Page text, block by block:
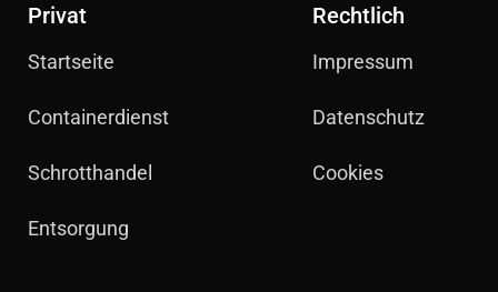
Privat
Startseite
Containerdienst
Schrotthandel
Entsorgung
Rechtlich
Impressum
Datenschutz
Cookies